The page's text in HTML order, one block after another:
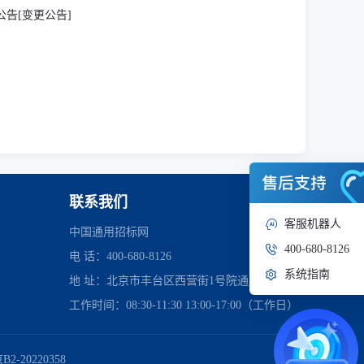
告[变更公告]
联系我们
中国通用招标网
电 话：400-680-8126
地 址：北京市丰台区西营街1号院通用时代中心
工作时间：08:30-11:30 13:00-17:00（工作日）
20220358
客服机器人
400-680-8126
系统指南